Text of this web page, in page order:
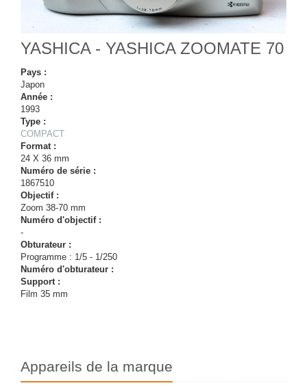
YASHICA - YASHICA ZOOMATE 70
Pays :
Japon
Année :
1993
Type :
COMPACT
Format :
24 X 36 mm
Numéro de série :
1867510
Objectif :
Zoom 38-70 mm
Numéro d'objectif :
-
Obturateur :
Programme : 1/5 - 1/250
Numéro d'obturateur :
Support :
Film 35 mm
Appareils de la marque